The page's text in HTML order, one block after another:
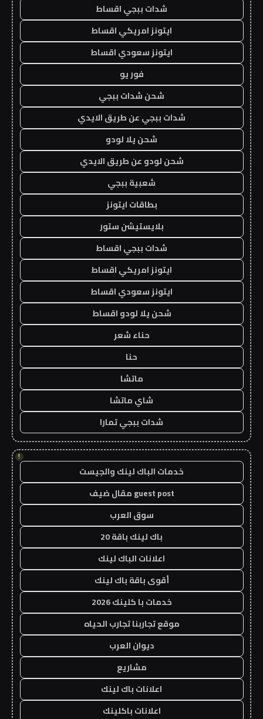
شدات ببجي اقساط
ايتونز امريكي اقساط
ايتونز سعودي اقساط
فور يو
شحن شدات ببجي
شدات ببجي عن طريق الايدي
شحن يلا لودو
شحن لودو عن طريق الايدي
شعبية ببجي
بطاقات ايتونز
بلايستيشن ستور
شدات ببجي اقساط
ايتونز امريكي اقساط
ايتونز سعودي اقساط
شحن يلا لودو اقساط
حناء شعر
حنا
ماتشا
شاي ماتشا
شدات ببجي تمارا
!
خدمات الباك لينك والجيست
guest post مقال ضيف
سوق العرب
باك لينك باقة 20
اعلانات الباك لينك
أقوى باقة باك لينك
خدمات با كلينك 2026
موقع تجاربنا تجارب الحياه
ديوان العرب
مشاريع
اعلانات باك لينك
اعلانات باكلينك